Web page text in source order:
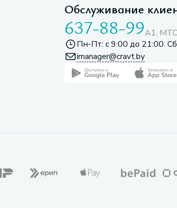
Обслуживание
637-88-99A1,
Пн-Пт: с 9:00 до 21:00.
imanager@cravt.by